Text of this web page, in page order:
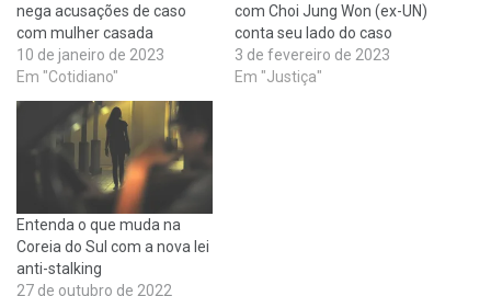
nega acusações de caso
com mulher casada
10 de janeiro de 2023
Em "Cotidiano"
com Choi Jung Won (ex-UN)
conta seu lado do caso
3 de fevereiro de 2023
Em "Justiça"
Entenda o que muda na
Coreia do Sul com a nova lei
anti-stalking
27 de outubro de 2022